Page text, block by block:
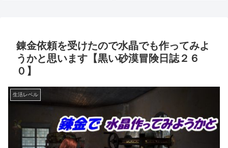
錬金依頼を受けたので水晶でも作ってみよ
うかと思います【黒い砂漠冒険日誌２６
０】
生活レベル